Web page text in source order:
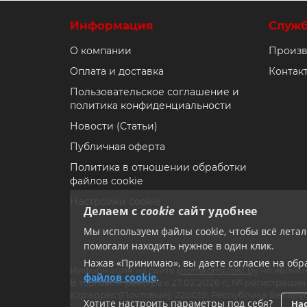
В
В
Из
Делаем с cookie сайт удобнее
Мы используем файлы cookie, чтобы всё
помогали находить нужное в один клик.
Нажав «Принимаю», вы даете согласие на
файлов cookie.
Хотите настроить параметры под себя?
Информация
О компании
Оплата и доставка
Пользовательское соглашение и
политика конфиденциальности
Новости (Статьи)
Публичная оферта
Политика в отношении обработки
файлов cookie
Информация на сайте promkomplekt.byне
В торговом реестре с 27.02.2026 г., №
Юр.адрес (Почтовый): 220019, Республика